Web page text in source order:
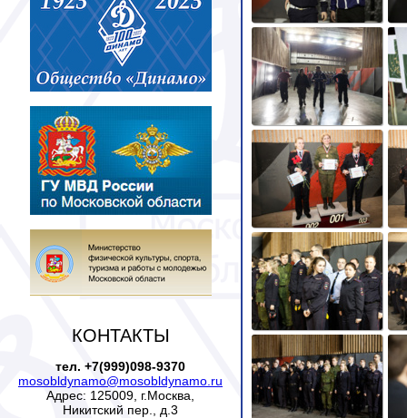
КОНТАКТЫ
тел. +7(999)098-9370
mosobldynamo@mosobldynamo.ru
Адрес: 125009, г.Москва,
Никитский пер., д.3